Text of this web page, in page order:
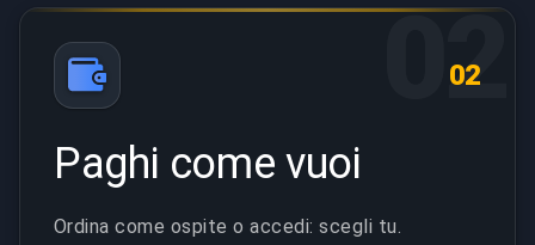
02
02
Paghi come vuoi
Ordina come ospite o accedi: scegli tu.